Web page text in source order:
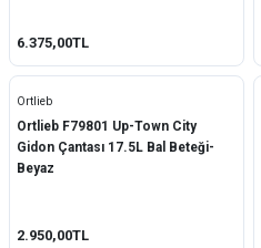
6.375,00TL
Ortlieb
Ortlieb F79801 Up-Town City
Gidon Çantası 17.5L Bal Beteği-
Beyaz
2.950,00TL